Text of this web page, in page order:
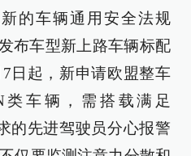
的车辆通用安全法规
布车型新上路车辆标配
日起，新申请欧盟整车
车辆，需搭载满足
的先进驾驶员分心报警